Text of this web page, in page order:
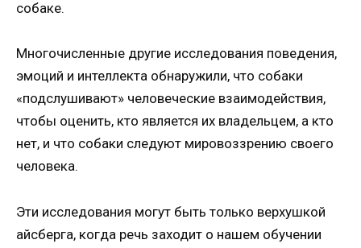
собаке.
Многочисленные другие исследования поведения,
эмоций и интеллекта обнаружили, что собаки
«подслушивают» человеческие взаимодействия,
чтобы оценить, кто является их владельцем, а кто
нет, и что собаки следуют мировоззрению своего
человека.
Эти исследования могут быть только верхушкой
айсберга, когда речь заходит о нашем обучении